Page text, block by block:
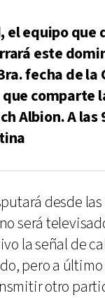
el equipo que
este
fecha de la
comparte
Albion. A las
desde las
será
la señal de
pero a
otro